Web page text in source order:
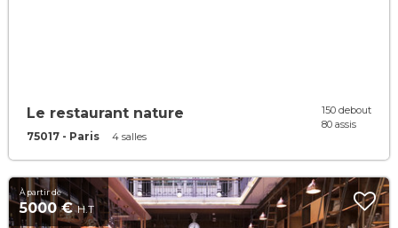
Le restaurant nature
75017 - Paris 4 salles
150 debout
80 assis
À partir de
5000 €H.T